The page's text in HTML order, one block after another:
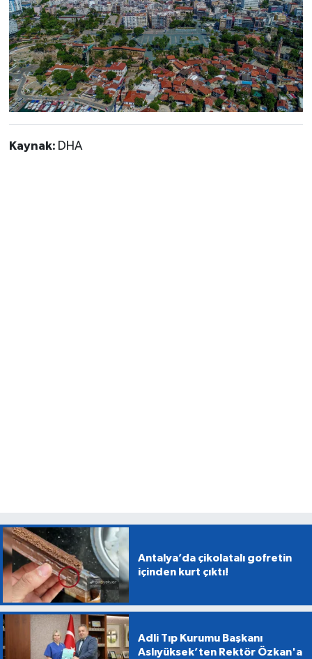
Kaynak: DHA
Antalya’da çikolatalı gofretin
içinden kurt çıktı!
Adli Tıp Kurumu Başkanı
Aslıyüksek’ten Rektör Özkan'a